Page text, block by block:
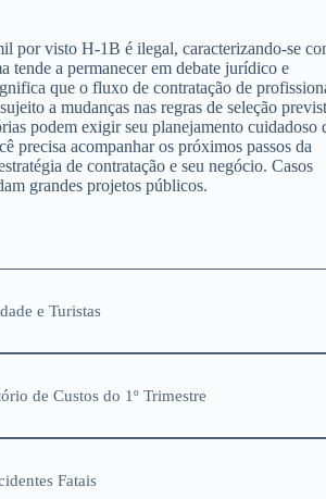
por visto H-1B é ilegal, caracterizando-se
tende a permanecer em debate jurídico e
que o fluxo de contratação de
a mudanças nas regras de seleção
podem exigir seu planejamento cuidadoso
precisa acompanhar os próximos passos da
de contratação e seu negócio. Casos
grandes projetos públicos.
e Turistas
de Custos do 1º Trimestre
Fatais